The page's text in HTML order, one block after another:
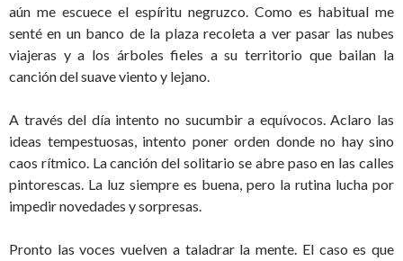
aún me escuece el espíritu negruzco. Como es habitual me
senté en un banco de la plaza recoleta a ver pasar las nubes
viajeras y a los árboles fieles a su territorio que bailan la
canción del suave viento y lejano.
A través del día intento no sucumbir a equívocos. Aclaro las
ideas tempestuosas, intento poner orden donde no hay sino
caos rítmico. La canción del solitario se abre paso en las calles
pintorescas. La luz siempre es buena, pero la rutina lucha por
impedir novedades y sorpresas.
Pronto las voces vuelven a taladrar la mente. El caso es que